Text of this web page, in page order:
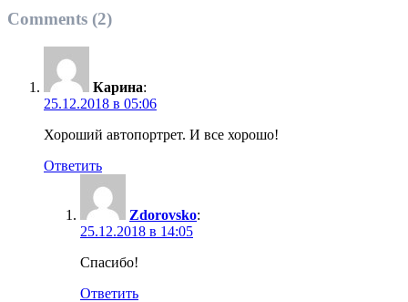
Comments (2)
Карина:
25.12.2018 в 05:06
Хороший автопортрет. И все хорошо!
Ответить
Zdorovsko:
25.12.2018 в 14:05
Спасибо!
Ответить